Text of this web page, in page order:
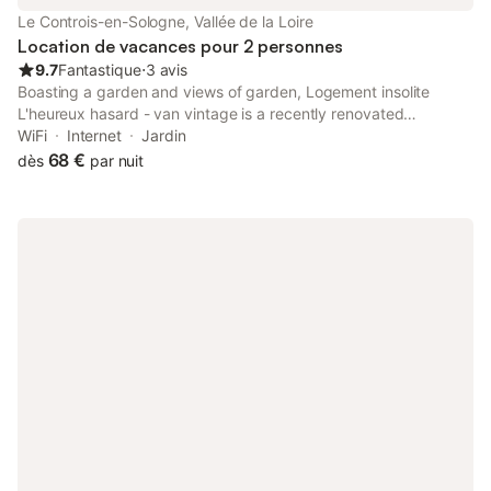
visite. Veuillez noter que la propriété est entièrement non-
fumeur et qu'une facture vous sera fournie.
Le Controis-en-Sologne, Vallée de la Loire
Location de vacances pour 2 personnes
9.7Fantastique⋅3 avis
Boasting a garden and views of garden, Logement insolite
L'heureux hasard - van vintage is a recently renovated
campground set in Contres, 9.3 km from Château de Cheverny.
WiFi Internet
Jardin
dès 68 € par nuit